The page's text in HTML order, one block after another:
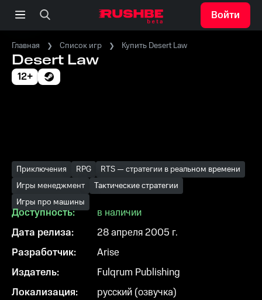
Войти
Главная Список игр Купить Desert Law
Desert Law
12+
Приключения RPG
RTS — стратегии в реальном времени
Игры менеджмент
Тактические стратегии
Игры про машины
Доступность:
в наличии
Дата релиза:
28 апреля 2005 г.
Разработчик:
Arise
Издатель:
Fulqrum Publishing
Локализация:
русский (озвучка)